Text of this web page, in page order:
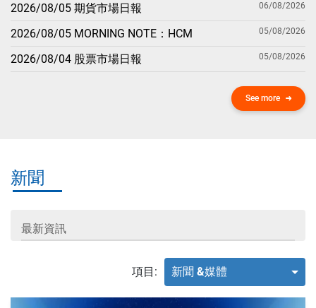
2026/08/05 期貨市場日報 06/08/2026
2026/08/05 MORNING NOTE：HCM 05/08/2026
2026/08/04 股票市場日報 05/08/2026
See more
新聞
最新資訊
項目: 新聞 &媒體